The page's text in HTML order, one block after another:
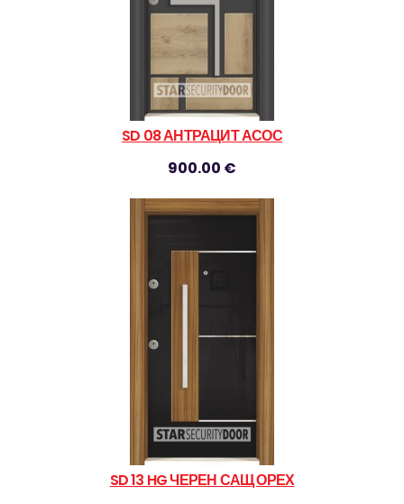
SD 08 АНТРАЦИТ АСОС
900.00 €
SD 13 HG ЧЕРЕН САЩ ОРЕХ